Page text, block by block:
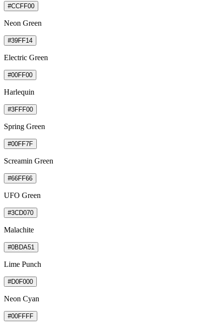
#CCFF00
Neon Green
#39FF14
Electric Green
#00FF00
Harlequin
#3FFF00
Spring Green
#00FF7F
Screamin Green
#66FF66
UFO Green
#3CD070
Malachite
#0BDA51
Lime Punch
#D0F000
Neon Cyan
#00FFFF